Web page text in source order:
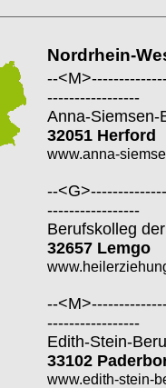
Nordrhein-
--
-----------------
Anna-Siemsen-
32051 Herford
www.anna-
--
-----------------
Berufskolleg
32657 Lemgo
--
-----------------
Edith-Stein-
33102
www.edith-stein-